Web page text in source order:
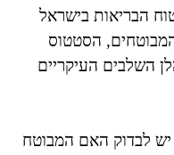
הבריאות בישראל
הסטטוס
השלבים העיקריים
יש לבדוק האם המבוטח